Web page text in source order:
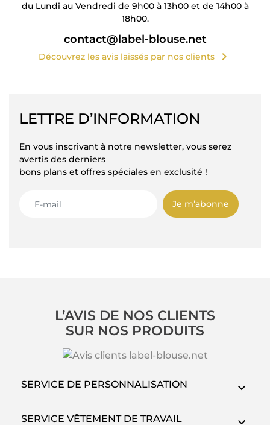
du Lundi au Vendredi de 9h00 à 13h00 et de 14h00 à
18h00.
contact@label-blouse.net
Découvrez les avis laissés par nos clients chevron_right
LETTRE D’INFORMATION
En vous inscrivant à notre newsletter, vous serez
avertis des derniers
bons plans et offres spéciales en exclusité !
Je m’abonne
L’AVIS DE NOS CLIENTS
SUR NOS PRODUITS
SERVICE DE PERSONNALISATION
SERVICE VÊTEMENT DE TRAVAIL